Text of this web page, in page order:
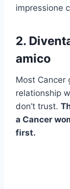
impressione
2.
amico
Most Cancer
relationship
don’t trust.
a Cancer
first.